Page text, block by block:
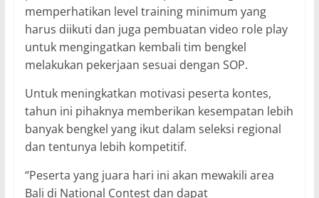
memperhatikan level training minimum yang
harus diikuti dan juga pembuatan video role play
untuk mengingatkan kembali tim bengkel
melakukan pekerjaan sesuai dengan SOP.
Untuk meningkatkan motivasi peserta kontes,
tahun ini pihaknya memberikan kesempatan lebih
banyak bengkel yang ikut dalam seleksi regional
dan tentunya lebih kompetitif.
“Peserta yang juara hari ini akan mewakili area
Bali di National Contest dan dapat